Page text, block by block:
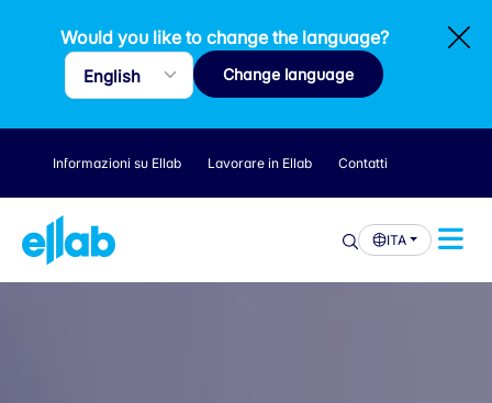
Would you like to change the language?
Change language
Informazioni su Ellab Lavorare in Ellab Contatti
ITA